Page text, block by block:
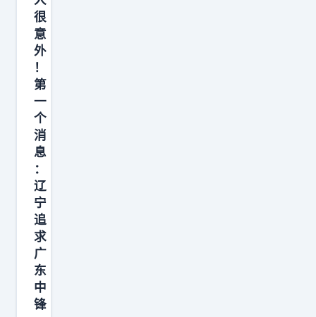
在
谈
”
，
到
了
不
少
文
章
里
眨
眼
就
变
成
，
1
3
0
万
美
元
年
薪
直
接
砸
过
去
，
这
事
一
摆
出
来
，
很
多
人
才
反
应
过
来
：
很
意
外
！
第
一
个
消
息
：
辽
宁
追
求
广
东
中
锋